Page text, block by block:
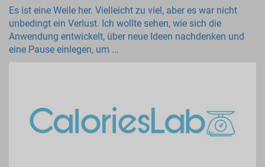
Es ist eine Weile her. Vielleicht zu viel, aber es war nicht
unbedingt ein Verlust. Ich wollte sehen, wie sich die
Anwendung entwickelt, über neue Ideen nachdenken und
eine Pause einlegen, um ...